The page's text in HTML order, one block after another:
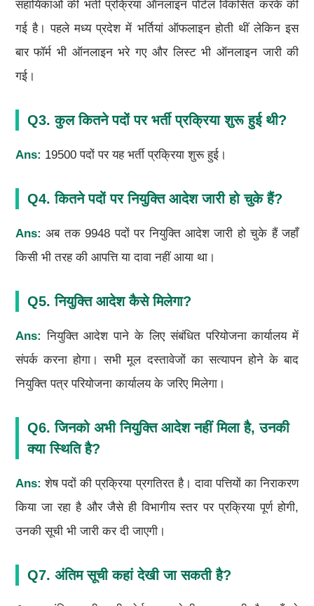
सहायिकाओं की भर्ती प्रक्रिया ऑनलाइन पोर्टल विकसित करके की
गई है। पहले मध्य प्रदेश में भर्तियां ऑफलाइन होती थीं लेकिन इस
बार फॉर्म भी ऑनलाइन भरे गए और लिस्ट भी ऑनलाइन जारी की
गई।
Q3. कुल कितने पदों पर भर्ती प्रक्रिया शुरू हुई थी?
Ans: 19500 पदों पर यह भर्ती प्रक्रिया शुरू हुई।
Q4. कितने पदों पर नियुक्ति आदेश जारी हो चुके हैं?
Ans: अब तक 9948 पदों पर नियुक्ति आदेश जारी हो चुके हैं जहाँ
किसी भी तरह की आपत्ति या दावा नहीं आया था।
Q5. नियुक्ति आदेश कैसे मिलेगा?
Ans: नियुक्ति आदेश पाने के लिए संबंधित परियोजना कार्यालय में
संपर्क करना होगा। सभी मूल दस्तावेजों का सत्यापन होने के बाद
नियुक्ति पत्र परियोजना कार्यालय के जरिए मिलेगा।
Q6. जिनको अभी नियुक्ति आदेश नहीं मिला है, उनकी
क्या स्थिति है?
Ans: शेष पदों की प्रक्रिया प्रगतिरत है। दावा पत्तियों का निराकरण
किया जा रहा है और जैसे ही विभागीय स्तर पर प्रक्रिया पूर्ण होगी,
उनकी सूची भी जारी कर दी जाएगी।
Q7. अंतिम सूची कहां देखी जा सकती है?